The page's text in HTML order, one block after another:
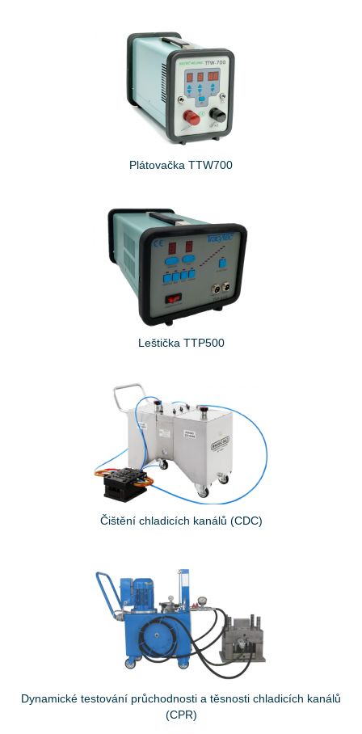
Plátovačka TTW700
Leštička TTP500
Čištění chladicích kanálů (CDC)
Dynamické testování průchodnosti a těsnosti chladicích kanálů
(CPR)